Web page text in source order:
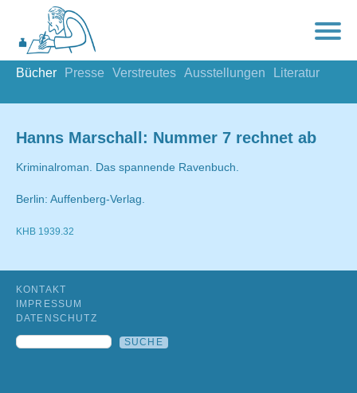
Bücher Presse Verstreutes Ausstellungen Literatur
Hanns Marschall: Nummer 7 rechnet ab
Kriminalroman. Das spannende Ravenbuch.
Berlin: Auffenberg-Verlag.
KHB 1939.32
KONTAKT
IMPRESSUM
DATENSCHUTZ